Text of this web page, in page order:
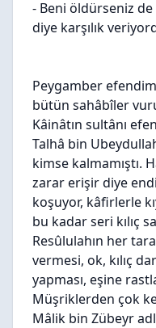
- Beni öldürseniz
diye karşılık
Peygamber
bütün sahâbîler
Kâinâtın sultânı
Talhâ bin
kimse kalmamıştı.
zarar erişir diye
koşuyor, kâfirlerle
bu kadar seri kılıç
Resûlulahın her
vermesi, ok, kılıç
yapması, eşine
Müşriklerden çok
Mâlik bin Zübeyr